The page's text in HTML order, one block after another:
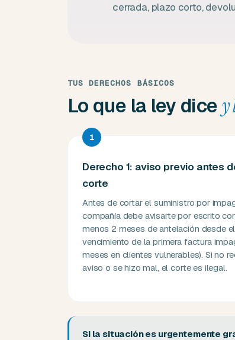
cerrada, plazo corto,
TUS DERECHOS BÁSICOS
Lo que la ley dicey
1
Derecho 1: aviso previo antes
corte
Antes de cortar el suministro por
compañía debe avisarte por escrito
menos 2 meses de antelación desde el
vencimiento de la primera factura
meses en clientes vulnerables). Si no
aviso o se hizo mal, el corte es ilegal.
Si la situación es urgentemente